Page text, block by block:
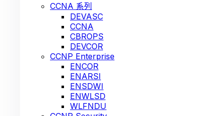
CCNA 系列
DEVASC
CCNA
CBROPS
DEVCOR
CCNP Enterprise
ENCOR
ENARSI
ENSDWI
ENWLSD
WLFNDU